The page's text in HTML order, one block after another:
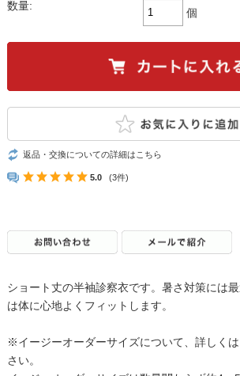
数量:
個
返品・交換についての詳細はこちら
5.0 (3件)
ショート丈の半袖診察衣です。暑さ対策には
は体に心地よくフィットします。
※イージーオーダーサイズについて、詳しく
さい。